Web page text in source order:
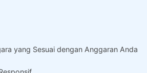
yang Sesuai dengan Anggaran Anda